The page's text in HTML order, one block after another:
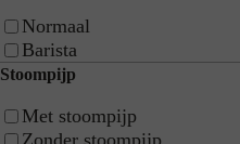
Normaal
Barista
Stoompijp
Met stoompijp
Zonder stoompijp